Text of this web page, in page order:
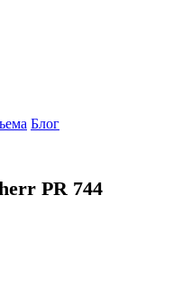
Блог
PR 744